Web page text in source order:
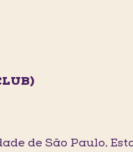
de São Paulo,